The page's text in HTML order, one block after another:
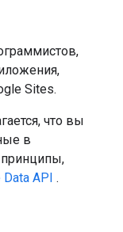
Sites.
что вы
в
Data API .